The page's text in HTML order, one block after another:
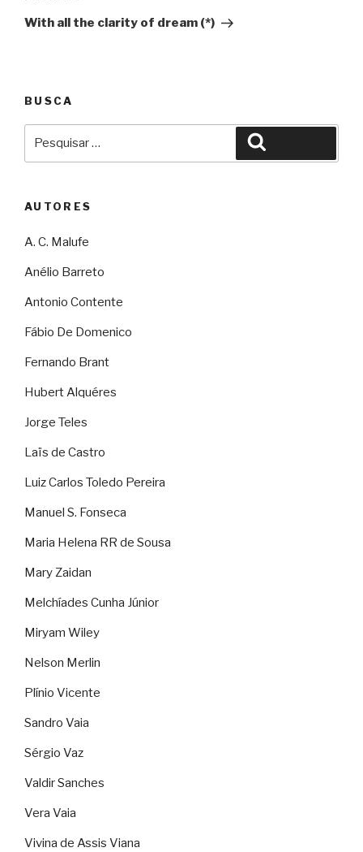
With all the clarity of dream (*)
BUSCA
AUTORES
A. C. Malufe
Anélio Barreto
Antonio Contente
Fábio De Domenico
Fernando Brant
Hubert Alquéres
Jorge Teles
Laïs de Castro
Luiz Carlos Toledo Pereira
Manuel S. Fonseca
Maria Helena RR de Sousa
Mary Zaidan
Melchíades Cunha Júnior
Miryam Wiley
Nelson Merlin
Plínio Vicente
Sandro Vaia
Sérgio Vaz
Valdir Sanches
Vera Vaia
Vivina de Assis Viana